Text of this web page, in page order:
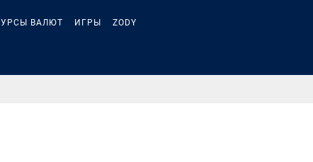
ВАЛЮТ ИГРЫ ZODY